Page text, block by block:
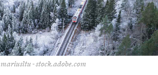
mariusltu - stock.adobe.com